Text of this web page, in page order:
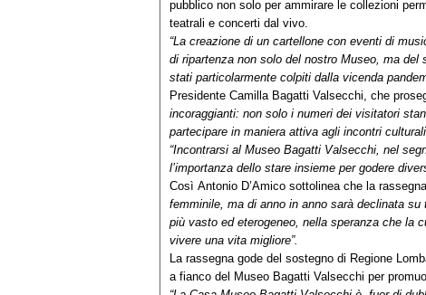
pubblico non solo per ammirare le collezioni
teatrali e concerti dal vivo.
“La creazione di un cartellone con eventi di
di ripartenza non solo del nostro Museo, ma del
stati particolarmente colpiti dalla vicenda
Presidente Camilla Bagatti Valsecchi, che
incoraggianti: non solo i numeri dei visitatori
partecipare in maniera attiva agli incontri
“Incontrarsi al Museo Bagatti Valsecchi, nel
l’importanza dello stare insieme per godere
Così Antonio D’Amico sottolinea che la rassegna
femminile, ma di anno in anno sarà declinata
più vasto ed eterogeneo, nella speranza che la
vivere una vita migliore”.
La rassegna gode del sostegno di Regione
a fianco del Museo Bagatti Valsecchi per